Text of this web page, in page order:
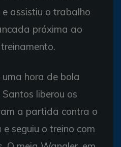
assistiu o trabalho
próxima ao
hora de bola
liberou os
a partida contra o
seguiu o treino com